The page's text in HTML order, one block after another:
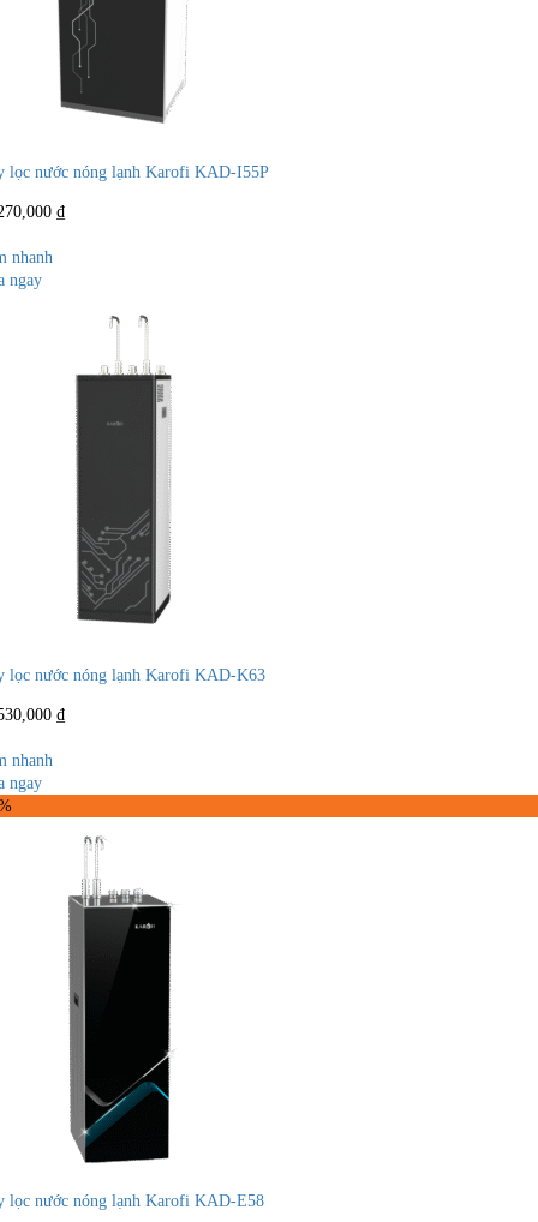
lọc nước nóng lạnh Karofi KAD-I55P
₫
nhanh
ngay
lọc nước nóng lạnh Karofi KAD-K63
₫
nhanh
ngay
lọc nước nóng lạnh Karofi KAD-E58